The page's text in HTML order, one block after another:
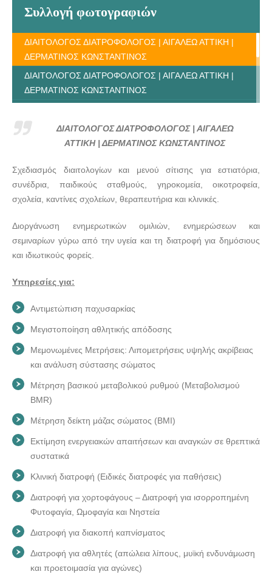
Συλλογή φωτογραφιών
ΔΙΑΙΤΟΛΟΓΟΣ ΔΙΑΤΡΟΦΟΛΟΓΟΣ | ΑΙΓΑΛΕΩ ΑΤΤΙΚΗ |
ΔΕΡΜΑΤΙΝΟΣ ΚΩΝΣΤΑΝΤΙΝΟΣ
ΔΙΑΙΤΟΛΟΓΟΣ ΔΙΑΤΡΟΦΟΛΟΓΟΣ | ΑΙΓΑΛΕΩ ΑΤΤΙΚΗ |
ΔΕΡΜΑΤΙΝΟΣ ΚΩΝΣΤΑΝΤΙΝΟΣ
ΔΕΡΜΑΤΙΝΟΣ ΚΩΝΣΤΑΝΤΙΝΟΣ
ΔΙΑΙΤΟΛΟΓΟΣ ΔΙΑΤΡΟΦΟΛΟΓΟΣ | ΑΙΓΑΛΕΩ ΑΤΤΙΚΗ |
ΔΙΑΙΤΟΛΟΓΟΣ ΔΙΑΤΡΟΦΟΛΟΓΟΣ | ΑΙΓΑΛΕΩ ΑΤΤΙΚΗ |
ΔΕΡΜΑΤΙΝΟΣ ΚΩΝΣΤΑΝΤΙΝΟΣ
ΔΕΡΜΑΤΙΝΟΣ ΚΩΝΣΤΑΝΤΙΝΟΣ
ΔΙΑΙΤΟΛΟΓΟΣ ΔΙΑΤΡΟΦΟΛΟΓΟΣ | ΑΙΓΑΛΕΩ
ΑΤΤΙΚΗ | ΔΕΡΜΑΤΙΝΟΣ ΚΩΝΣΤΑΝΤΙΝΟΣ
Σχεδιασμός διαιτολογίων και μενού σίτισης για εστιατόρια,
συνέδρια, παιδικούς σταθμούς, γηροκομεία, οικοτροφεία,
σχολεία, καντίνες σχολείων, θεραπευτήρια και κλινικές.
Διοργάνωση ενημερωτικών ομιλιών, ενημερώσεων και
σεμιναρίων γύρω από την υγεία και τη διατροφή για δημόσιους
και ιδιωτικούς φορείς.
Υπηρεσίες για:
Αντιμετώπιση παχυσαρκίας
Μεγιστοποίηση αθλητικής απόδοσης
Μεμονωμένες Μετρήσεις: Λιπομετρήσεις υψηλής ακρίβειας
και ανάλυση σύστασης σώματος
Μέτρηση βασικού μεταβολικού ρυθμού (Μεταβολισμού
BMR)
Μέτρηση δείκτη μάζας σώματος (BMI)
Εκτίμηση ενεργειακών απαιτήσεων και αναγκών σε θρεπτικά
συστατικά
Κλινική διατροφή (Ειδικές διατροφές για παθήσεις)
Διατροφή για χορτοφάγους – Διατροφή για ισορροπημένη
Φυτοφαγία, Ωμοφαγία και Νηστεία
Διατροφή για διακοπή καπνίσματος
Διατροφή για αθλητές (απώλεια λίπους, μυϊκή ενδυνάμωση
και προετοιμασία για αγώνες)